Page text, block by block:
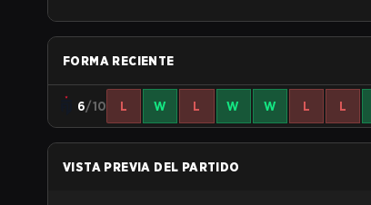
FORMA RECIENTE
6/10 L W L W W L L
VISTA PREVIA DEL PARTIDO